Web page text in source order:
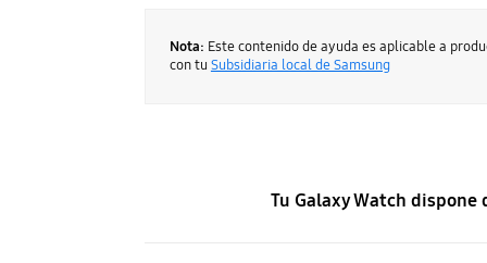
Nota: Este contenido de ayuda es aplicable a
con tu Subsidiaria local de Samsung
Tu Galaxy Watch